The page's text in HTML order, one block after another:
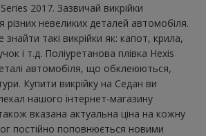
2017. Зазвичай викрійки
різних невеликих деталей автомобіля.
такі викрійки як: капот, крила,
і т.д. Поліуретанова плівка Hexis
автомобіля, що обклеюються,
Купити викрійку на Седан ви
нашого інтернет-магазину
вказана актуальна ціна на кожну
постійно поповнюється новими